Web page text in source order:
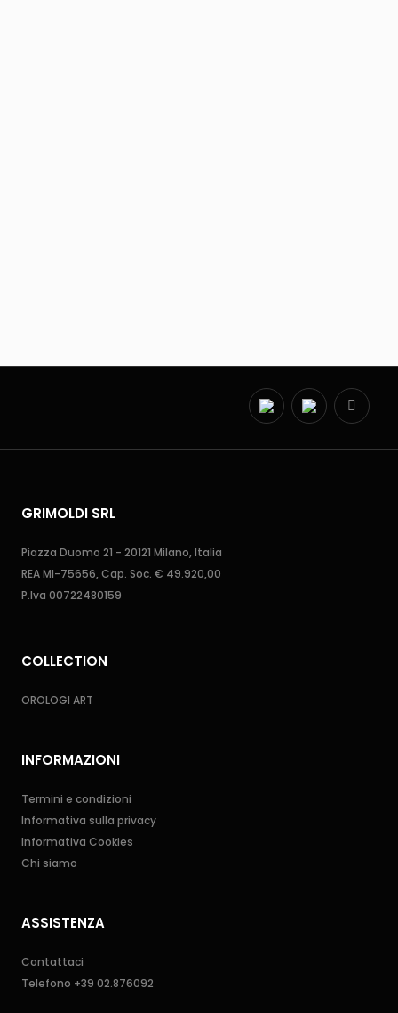
GRIMOLDI SRL
Piazza Duomo 21 - 20121 Milano, Italia
REA MI-75656, Cap. Soc. € 49.920,00
P.Iva 00722480159
COLLECTION
OROLOGI ART
INFORMAZIONI
Termini e condizioni
Informativa sulla privacy
Informativa Cookies
Chi siamo
ASSISTENZA
Contattaci
Telefono +39 02.876092